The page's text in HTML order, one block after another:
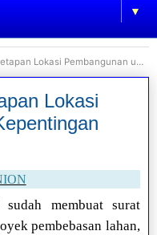
▼
Pembangunan untuk Kepentingan Umum
Lokasi
membuat surat
pembebasan lahan,